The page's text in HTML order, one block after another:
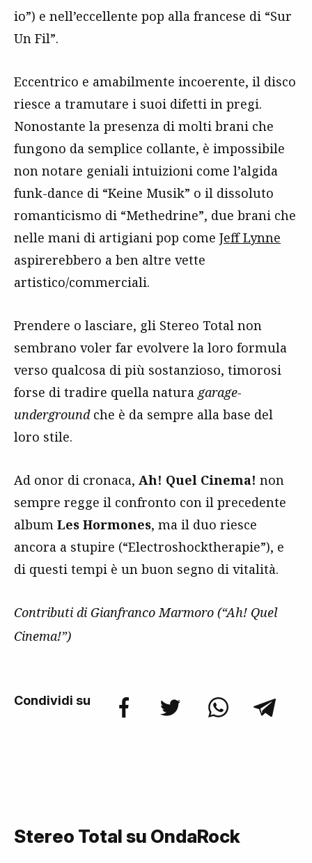
io”) e nell’eccellente pop alla francese di “Sur
Un Fil”.
Eccentrico e amabilmente incoerente, il disco
riesce a tramutare i suoi difetti in pregi.
Nonostante la presenza di molti brani che
fungono da semplice collante, è impossibile
non notare geniali intuizioni come l’algida
funk-dance di “Keine Musik” o il dissoluto
romanticismo di “Methedrine”, due brani che
nelle mani di artigiani pop come Jeff Lynne
aspirerebbero a ben altre vette
artistico/commerciali.
Prendere o lasciare, gli Stereo Total non
sembrano voler far evolvere la loro formula
verso qualcosa di più sostanzioso, timorosi
forse di tradire quella natura garage-
undergroundche è da sempre alla base del
loro stile.
Ad onor di cronaca, Ah! Quel Cinema! non
sempre regge il confronto con il precedente
album Les Hormones, ma il duo riesce
ancora a stupire (“Electroshocktherapie”), e
di questi tempi è un buon segno di vitalità.
Contributi di Gianfranco Marmoro (“Ah! Quel
Cinema!”)
Condividi su
Stereo Total su OndaRock